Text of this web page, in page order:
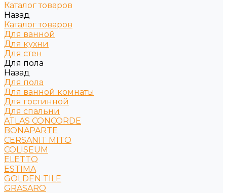
Каталог товаров
Назад
Каталог товаров
Для ванной
Для кухни
Для стен
Для пола
Назад
Для пола
Для ванной комнаты
Для гостинной
Для спальни
ATLAS CONCORDE
BONAPARTE
CERSANIT MITO
COLISEUM
ELETTO
ESTIMA
GOLDEN TILE
GRASARO